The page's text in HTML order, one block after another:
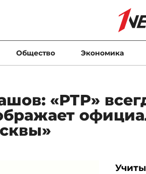
Общество Экономика
«РТР»